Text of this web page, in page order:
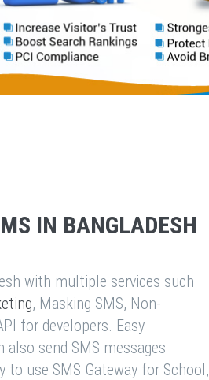
IN BANGLADESH
with multiple services such
, Masking SMS, Non-
for developers. Easy
send SMS messages
to use SMS Gateway for School,